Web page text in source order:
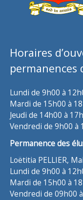
Horaires
permanences
Lundi de 9h00 à
Mardi de 15h00 à
Jeudi de 14h00 à
Vendredi de 9h00 à
Permanence des
Loëtitia PELLIER,
Lundi de 9h00 à
Mardi de 15h00 à
Vendredi de 09h00